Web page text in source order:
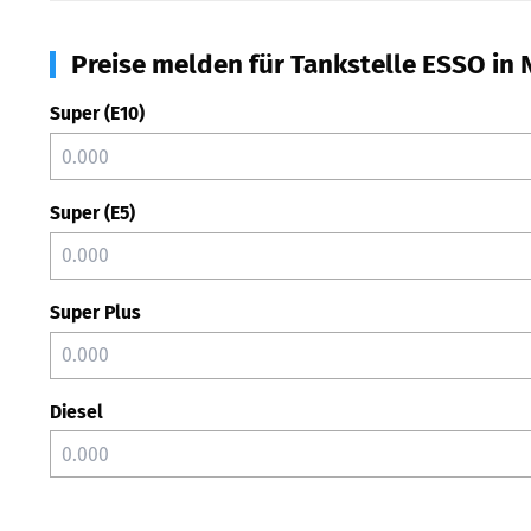
Preise melden für Tankstelle ESSO in
Super (E10)
Super (E5)
Super Plus
Diesel